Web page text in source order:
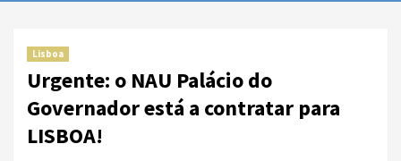
Lisboa
Urgente: o NAU Palácio do
Governador está a contratar para
LISBOA!